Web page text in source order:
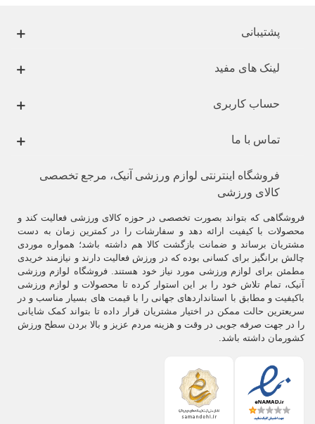
پشتیبانی
لینک های مفید
حساب کاربری
تماس با ما
فروشگاه اینترنتی لوازم ورزشی آنیک، مرجع تخصصی
کالای ورزشی
فروشگاهی که بتواند بصورت تخصصی در حوزه کالای ورزشی فعالیت کند و
محصولات با کیفیت ارائه دهد و سفارشات را در کمترین زمان به دست
مشتریان برساند و ضمانت بازگشت کالا هم داشته باشد؛ همواره موردی
چالش برانگیز برای کسانی بوده که در ورزش فعالیت دارند و نیازمند خریدی
مطمئن برای لوازم ورزشی مورد نیاز خود هستند. فروشگاه لوازم ورزشی
آنیک، تمام تلاش خود را بر این استوار کرده تا محصولات و لوازم ورزشی
باکیفیت و مطابق با استانداردهای جهانی را با قیمت های بسیار مناسب و در
سریعترین حالت ممکن در اختیار مشتریان قرار داده تا بتواند کمک شایانی
را در جهت صرفه جویی در وقت و هزینه مردم عزیز و بالا بردن سطح ورزش
کشورمان داشته باشد.